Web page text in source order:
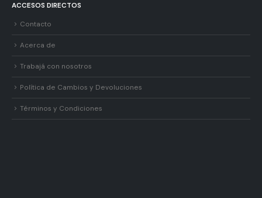
ACCESOS DIRECTOS
Contacto
Acerca de
Trabajá con nosotros
Política de Cambios y Devoluciones
Términos y Condiciones